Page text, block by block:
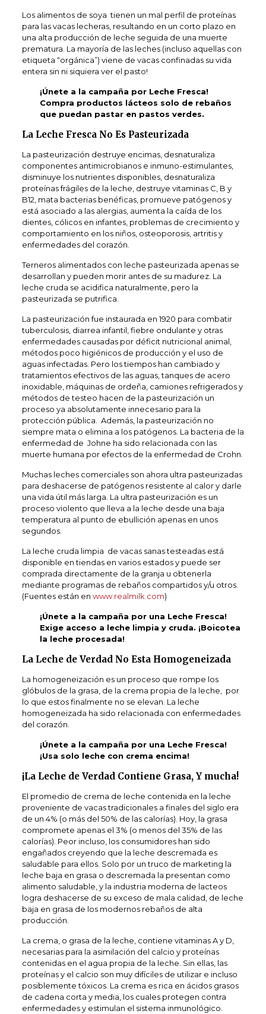
Los alimentos de soya tienen un mal perfil de proteínas
para las vacas lecheras, resultando en un corto plazo en
una alta producción de leche seguida de una muerte
prematura. La mayoría de las leches (incluso aquellas con
etiqueta “orgánica”) viene de vacas confinadas su vida
entera sin ni siquiera ver el pasto!
¡Únete a la campaña por Leche Fresca!
Compra productos lácteos solo de rebaños
que puedan pastar en pastos verdes.
La Leche Fresca No Es Pasteurizada
La pasteurización destruye encimas, desnaturaliza
componentes antimicrobianos e inmuno-estimulantes,
disminuye los nutrientes disponibles, desnaturaliza
proteínas frágiles de la leche, destruye vitaminas C, B y
B12, mata bacterias benéficas, promueve patógenos y
está asociado a las alergias, aumenta la caída de los
dientes, cólicos en infantes, problemas de crecimiento y
comportamiento en los niños, osteoporosis, artritis y
enfermedades del corazón.
Terneros alimentados con leche pasteurizada apenas se
desarrollan y pueden morir antes de su madurez. La
leche cruda se acidifica naturalmente, pero la
pasteurizada se putrifica.
La pasteurización fue instaurada en 1920 para combatir
tuberculosis, diarrea infantil, fiebre ondulante y otras
enfermedades causadas por déficit nutricional animal,
métodos poco higiénicos de producción y el uso de
aguas infectadas. Pero los tiempos han cambiado y
tratamientos efectivos de las aguas, tanques de acero
inoxidable, máquinas de ordeña, camiones refrigerados y
métodos de testeo hacen de la pasteurización un
proceso ya absolutamente innecesario para la
protección pública. Además, la pasteurización no
siempre mata o elimina a los patógenos. La bacteria de la
enfermedad de Johne ha sido relacionada con las
muerte humana por efectos de la enfermedad de Crohn.
Muchas leches comerciales son ahora ultra pasteurizadas
para deshacerse de patógenos resistente al calor y darle
una vida útil más larga. La ultra pasteurización es un
proceso violento que lleva a la leche desde una baja
temperatura al punto de ebullición apenas en unos
segundos.
La leche cruda limpia de vacas sanas testeadas está
disponible en tiendas en varios estados y puede ser
comprada directamente de la granja u obtenerla
mediante programas de rebaños compartidos y/u otros.
(Fuentes están en www.realmilk.com)
¡Únete a la campaña por una Leche Fresca!
Exige acceso a leche limpia y cruda. ¡Boicotea
la leche procesada!
La Leche de Verdad No Esta Homogeneizada
La homogeneización es un proceso que rompe los
glóbulos de la grasa, de la crema propia de la leche, por
lo que estos finalmente no se elevan. La leche
homogeneizada ha sido relacionada con enfermedades
del corazón.
¡Únete a la campaña por una Leche Fresca!
¡Usa solo leche con crema encima!
¡La Leche de Verdad Contiene Grasa, Y mucha!
El promedio de crema de leche contenida en la leche
proveniente de vacas tradicionales a finales del siglo era
de un 4% (o más del 50% de las calorías). Hoy, la grasa
compromete apenas el 3% (o menos del 35% de las
calorías). Peor incluso, los consumidores han sido
engañados creyendo que la leche descremada es
saludable para ellos. Solo por un truco de marketing la
leche baja en grasa o descremada la presentan como
alimento saludable, y la industria moderna de lacteos
logra deshacerse de su exceso de mala calidad, de leche
baja en grasa de los modernos rebaños de alta
producción.
La crema, o grasa de la leche, contiene vitaminas A y D,
necesarias para la asimilación del calcio y proteínas
contenidas en el agua propia de la leche. Sin ellas, las
proteínas y el calcio son muy difíciles de utilizar e incluso
posiblemente tóxicos. La crema es rica en ácidos grasos
de cadena corta y media, los cuales protegen contra
enfermedades y estimulan el sistema inmunológico.